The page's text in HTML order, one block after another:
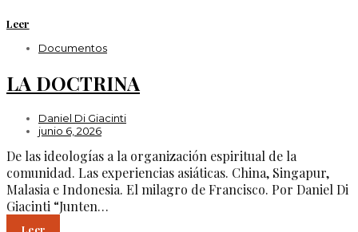
Leer
Documentos
LA DOCTRINA
Daniel Di Giacinti
junio 6, 2026
De las ideologías a la organización espiritual de la
comunidad. Las experiencias asiáticas. China, Singapur,
Malasia e Indonesia. El milagro de Francisco. Por Daniel Di
Giacinti “Junten…